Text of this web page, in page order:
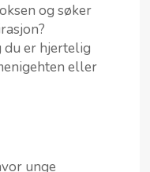
og søker
du er hjertelig
eller
unge